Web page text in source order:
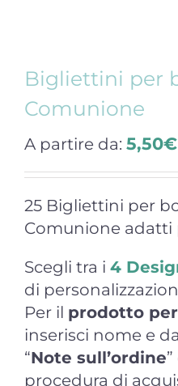
Bigliettini per
Comunione
A partire da: 5,50€
25 Bigliettini per
Comunione adatti
Scegli tra i 4
di
Per il prodotto
inserisci nome e
“Note sull’ordine
procedura di